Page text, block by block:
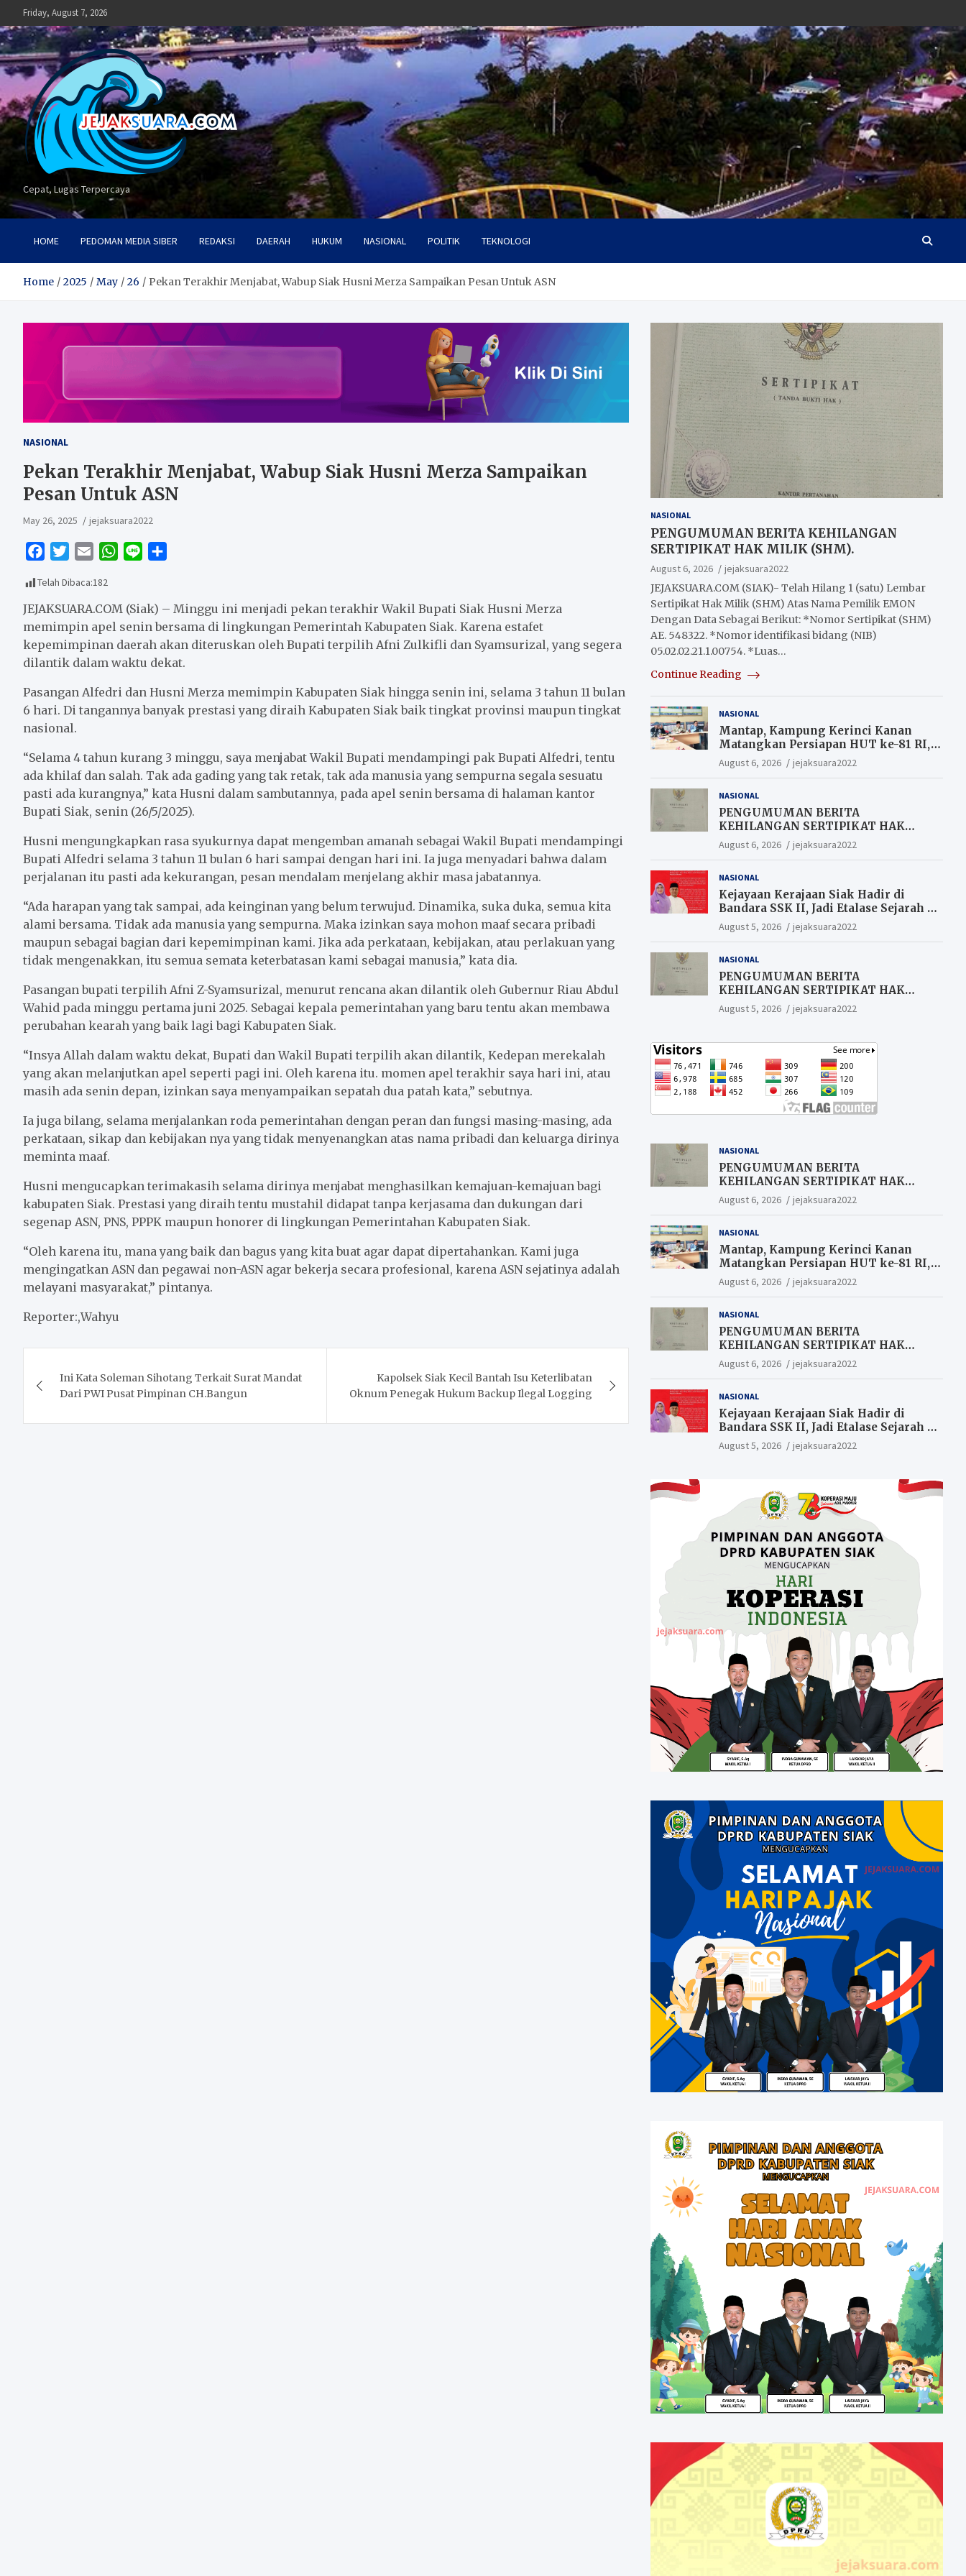
to
content
Friday, August 7, 2026
Cepat, Lugas Terpercaya
HOME PEDOMAN MEDIA SIBER REDAKSI DAERAH HUKUM NASIONAL POLITIK TEKNOLOGI
Home 2025 May 26 Pekan Terakhir Menjabat, Wabup Siak Husni Merza Sampaikan Pesan Untuk ASN
NASIONAL
Pekan Terakhir Menjabat, Wabup Siak Husni Merza Sampaikan
Pesan Untuk ASN
May 26, 2025 jejaksuara2022
c
e
b
o
o
i
t
t
e
r
a
i
l
W
t
s
A
p
e
r
e
Telah Dibaca:182
JEJAKSUARA.COM (Siak) – Minggu ini menjadi pekan terakhir Wakil Bupati Siak Husni Merza
memimpin apel senin bersama di lingkungan Pemerintah Kabupaten Siak. Karena estafet
kepemimpinan daerah akan diteruskan oleh Bupati terpilih Afni Zulkifli dan Syamsurizal, yang segera
dilantik dalam waktu dekat.
Pasangan Alfedri dan Husni Merza memimpin Kabupaten Siak hingga senin ini, selama 3 tahun 11 bulan
6 hari. Di tangannya banyak prestasi yang diraih Kabupaten Siak baik tingkat provinsi maupun tingkat
nasional.
“Selama 4 tahun kurang 3 minggu, saya menjabat Wakil Bupati mendampingi pak Bupati Alfedri, tentu
ada khilaf dan salah. Tak ada gading yang tak retak, tak ada manusia yang sempurna segala sesuatu
pasti ada kurangnya,” kata Husni dalam sambutannya, pada apel senin bersama di halaman kantor
Bupati Siak, senin (26/5/2025).
Husni mengungkapkan rasa syukurnya dapat mengemban amanah sebagai Wakil Bupati mendampingi
Bupati Alfedri selama 3 tahun 11 bulan 6 hari sampai dengan hari ini. Ia juga menyadari bahwa dalam
perjalanan itu pasti ada kekurangan, pesan mendalam menjelang akhir masa jabatannya.
“Ada harapan yang tak sampai, ada keinginan yang belum terwujud. Dinamika, suka duka, semua kita
alami bersama. Tidak ada manusia yang sempurna. Maka izinkan saya mohon maaf secara pribadi
maupun sebagai bagian dari kepemimpinan kami. Jika ada perkataan, kebijakan, atau perlakuan yang
tidak mengenakkan, itu semua semata keterbatasan kami sebagai manusia,” kata dia.
Pasangan bupati terpilih Afni Z-Syamsurizal, menurut rencana akan dilantik oleh Gubernur Riau Abdul
Wahid pada minggu pertama juni 2025. Sebagai kepala pemerintahan yang baru tentu akan membawa
perubahan kearah yang baik lagi bagi Kabupaten Siak.
“Insya Allah dalam waktu dekat, Bupati dan Wakil Bupati terpilih akan dilantik, Kedepan merekalah
yang akan melanjutkan apel seperti pagi ini. Oleh karena itu. momen apel terakhir saya hari ini, atau
masih ada senin depan, izinkan saya menyampaikan sepatah dua patah kata,” sebutnya.
Ia juga bilang, selama menjalankan roda pemerintahan dengan peran dan fungsi masing-masing, ada
perkataan, sikap dan kebijakan nya yang tidak menyenangkan atas nama pribadi dan keluarga dirinya
meminta maaf.
Husni mengucapkan terimakasih selama dirinya menjabat menghasilkan kemajuan-kemajuan bagi
kabupaten Siak. Prestasi yang diraih tentu mustahil didapat tanpa kerjasama dan dukungan dari
segenap ASN, PNS, PPPK maupun honorer di lingkungan Pemerintahan Kabupaten Siak.
“Oleh karena itu, mana yang baik dan bagus yang kita buat agar dapat dipertahankan. Kami juga
mengingatkan ASN dan pegawai non-ASN agar bekerja secara profesional, karena ASN sejatinya adalah
melayani masyarakat,” pintanya.
Reporter:,Wahyu
navigation
Ini Kata Soleman Sihotang Terkait Surat Mandat
Dari PWI Pusat Pimpinan CH.Bangun
Kapolsek Siak Kecil Bantah Isu Keterlibatan
Oknum Penegak Hukum Backup Ilegal Logging
NASIONAL
PENGUMUMAN BERITA KEHILANGAN
SERTIPIKAT HAK MILIK (SHM).
August 6, 2026
jejaksuara2022
JEJAKSUARA.COM (SIAK)- Telah Hilang 1 (satu) Lembar
Sertipikat Hak Milik (SHM) Atas Nama Pemilik EMON
Dengan Data Sebagai Berikut: *Nomor Sertipikat (SHM)
AE. 548322. *Nomor identifikasi bidang (NIB)
05.02.02.21.1.00754. *Luas…
Continue Reading
NASIONAL
Mantap, Kampung Kerinci Kanan
Matangkan Persiapan HUT ke-81 RI,
Warga yang ikut Upacara
Berkesempatan Raih Hadiah
August 6, 2026 jejaksuara2022
NASIONAL
PENGUMUMAN BERITA
KEHILANGAN SERTIPIKAT HAK
MILIK (SHM).
August 6, 2026 jejaksuara2022
NASIONAL
Kejayaan Kerajaan Siak Hadir di
Bandara SSK II, Jadi Etalase Sejarah di
Gerbang Riau
August 5, 2026 jejaksuara2022
NASIONAL
PENGUMUMAN BERITA
KEHILANGAN SERTIPIKAT HAK
MILIK (SHM).
August 5, 2026 jejaksuara2022
NASIONAL
PENGUMUMAN BERITA
KEHILANGAN SERTIPIKAT HAK
MILIK (SHM).
August 6, 2026 jejaksuara2022
NASIONAL
Mantap, Kampung Kerinci Kanan
Matangkan Persiapan HUT ke-81 RI,
Warga yang ikut Upacara
Berkesempatan Raih Hadiah
August 6, 2026 jejaksuara2022
NASIONAL
PENGUMUMAN BERITA
KEHILANGAN SERTIPIKAT HAK
MILIK (SHM).
August 6, 2026 jejaksuara2022
NASIONAL
Kejayaan Kerajaan Siak Hadir di
Bandara SSK II, Jadi Etalase Sejarah di
Gerbang Riau
August 5, 2026 jejaksuara2022